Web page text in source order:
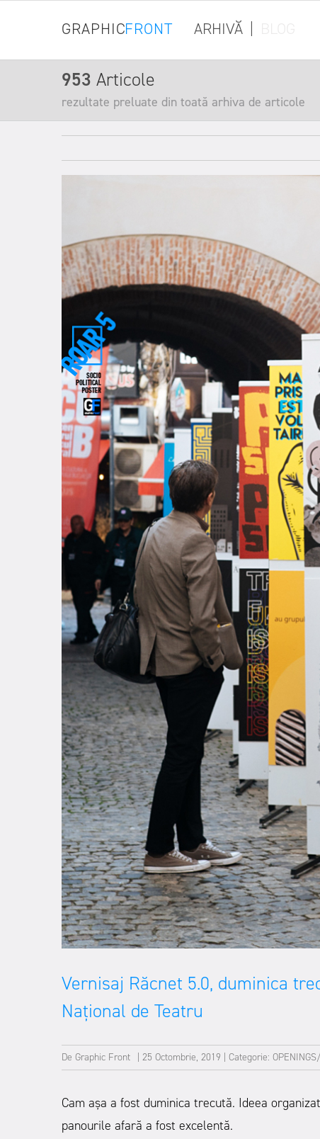
GRAPHICFRONT ARHIVĂ
953 Articole
rezultate preluate din toată arhiva de articole
Vernisaj Răcnet 5.0, duminica
Național de Teatru
De Graphic Front | 25 Octombrie, 2019 | Categorie:
Cam așa a fost duminica trecută. Ideea
panourile afară a fost excelentă.